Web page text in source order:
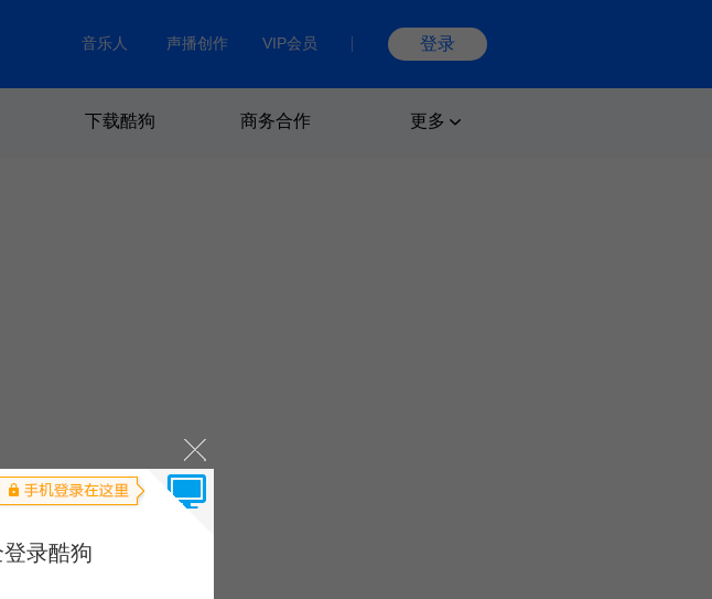
音乐人 声播创作 VIP会员 登录
下载酷狗 商务合作 更多